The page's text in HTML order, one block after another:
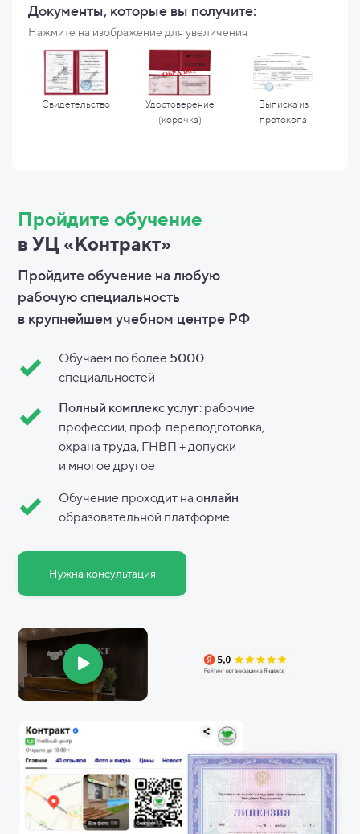
Документы, которые вы получите:
Нажмите на изображение для увеличения
Свидетельство
Удостоверение
(корочка)
Выписка из
протокола
Пройдите обучение
в УЦ «Контракт»
Нужна консультация
Пройдите обучение на любую
рабочую специальность
в крупнейшем учебном центре РФ
Обучаем по более 5000
специальностей
Обучение проходит наонлайн
образовательной платформе
Полный комплекс услуг: рабочие
профессии, проф. переподготовка,
охрана труда, ГНВП + допуски
и многое другое